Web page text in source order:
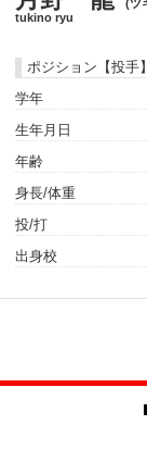
(ツ
tukino ryu
ポジション【投手
学年
生年月日
年齢
身長/体重
投/打
出身校